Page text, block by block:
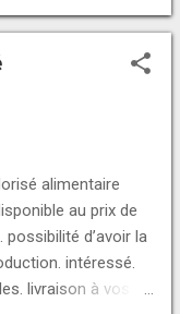
et la pressons
phases (sans
santé, et d'une
rendez-vous.
e-mails : Appel,
01 93-23-23-23
+229 01 46-
alimentaire
au prix de
d’avoir la
intéressé.
livraison à vos